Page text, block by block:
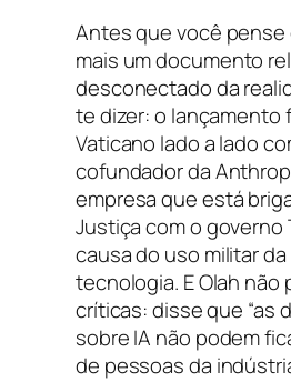
Antes que você pense
mais um documento
desconectado da
te dizer: o lançamento
Vaticano lado a lado
cofundador da
empresa que está
Justiça com o governo
causa do uso militar da
tecnologia. E Olah não
críticas: disse que “as
sobre IA não podem
de pessoas da